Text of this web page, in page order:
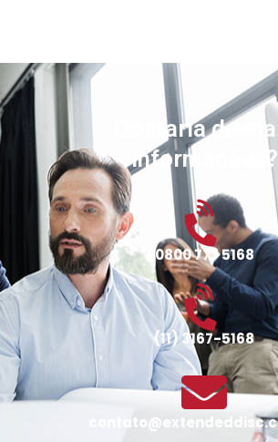
Gostaria de
informações?
0800 777 5168
(11) 3167-5168